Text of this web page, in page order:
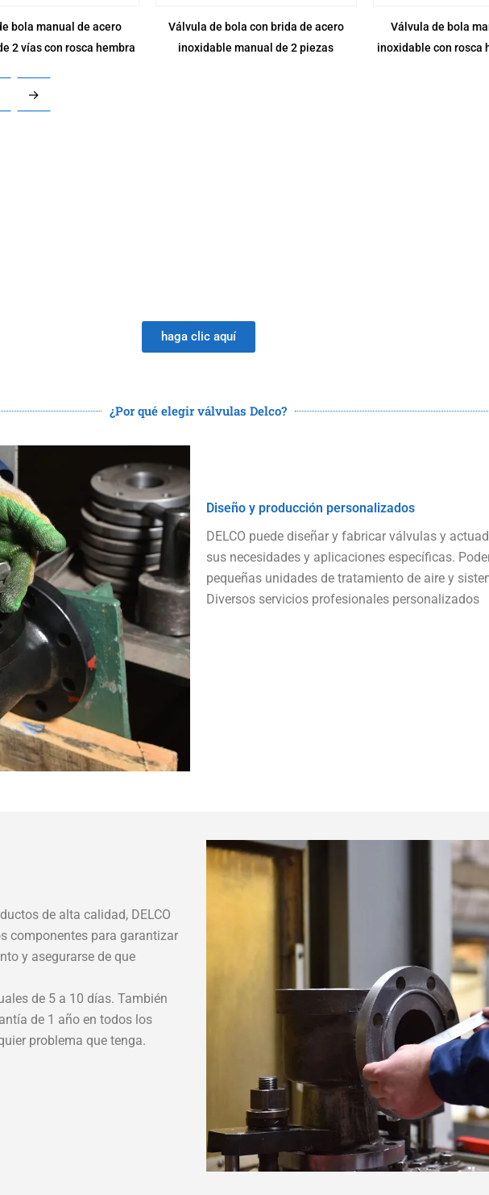
bola manual de acero
2 vías con rosca hembra
Válvula de bola con brida de acero
inoxidable manual de 2 piezas
Válvula de bola
inoxidable con rosca
→
haga clic aquí
¿Por qué elegir válvulas Delco?
Diseño y producción personalizados
DELCO puede diseñar y fabricar válvulas y
sus necesidades y aplicaciones específicas.
pequeñas unidades de tratamiento de aire y
Diversos servicios profesionales personalizados
de alta calidad, DELCO
componentes para garantizar
y asegurarse de que
de 5 a 10 días. También
de 1 año en todos los
problema que tenga.